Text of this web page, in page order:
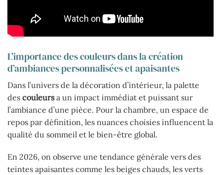
L’importance des couleurs dans la création
d’ambiances personnalisées et apaisantes
Dans l’univers de la décoration d’intérieur, la palette
des couleursa un impact immédiat et puissant sur
l’ambiance d’une pièce. Pour la chambre, un espace de
repos par définition, les nuances choisies influencent la
qualité du sommeil et le bien-être global.
En 2026, on observe une tendance générale vers des
teintes apaisantes comme les beiges chauds, les verts